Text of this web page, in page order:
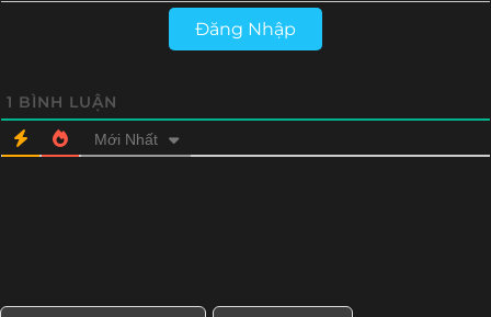
Đăng Nhập
1 BÌNH LUẬN
Mới Nhất